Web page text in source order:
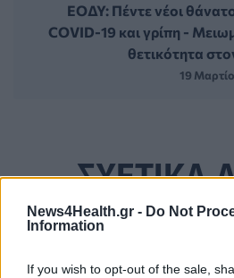
News4Health.gr - Do Not
Information
If you wish to opt-out of the sale,
ΕΟΔΥ: Πέντε νέοι
COVID-19 και γρίπη -
θετικότητα
19
ΣΧΕΤΙΚΑ